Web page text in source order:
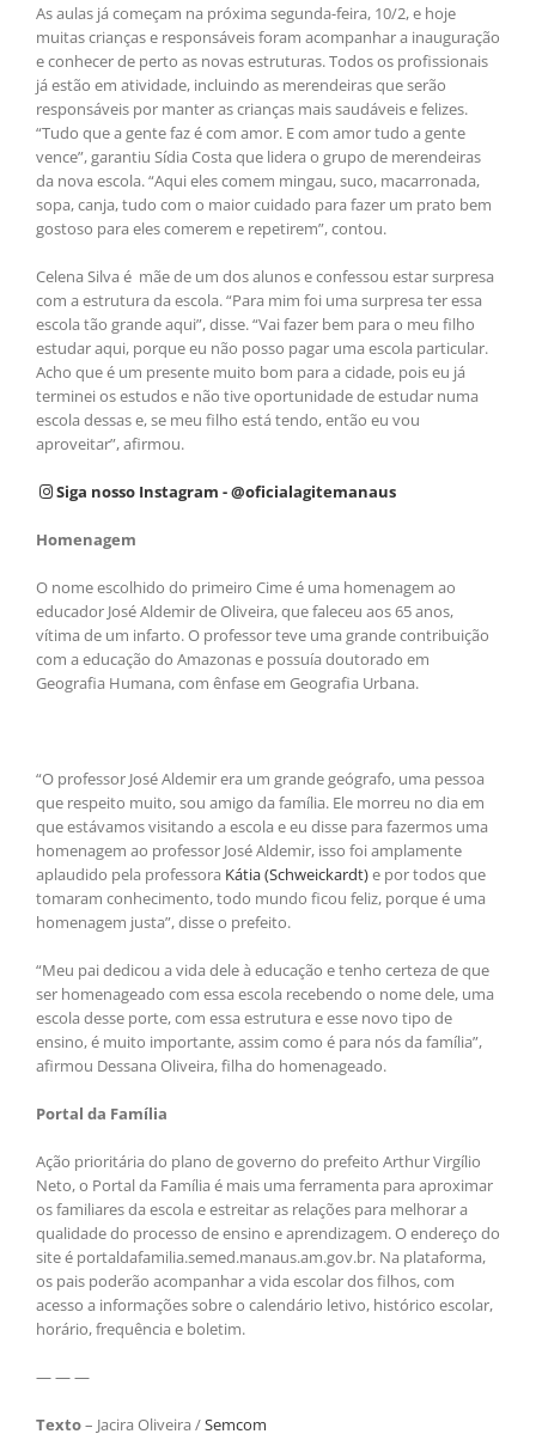
As aulas já começam na próxima segunda-feira, 10/2, e hoje
muitas crianças e responsáveis foram acompanhar a inauguração
e conhecer de perto as novas estruturas. Todos os profissionais
já estão em atividade, incluindo as merendeiras que serão
responsáveis por manter as crianças mais saudáveis e felizes.
“Tudo que a gente faz é com amor. E com amor tudo a gente
vence”, garantiu Sídia Costa que lidera o grupo de merendeiras
da nova escola. “Aqui eles comem mingau, suco, macarronada,
sopa, canja, tudo com o maior cuidado para fazer um prato bem
gostoso para eles comerem e repetirem”, contou.
Celena Silva é mãe de um dos alunos e confessou estar surpresa
com a estrutura da escola. “Para mim foi uma surpresa ter essa
escola tão grande aqui”, disse. “Vai fazer bem para o meu filho
estudar aqui, porque eu não posso pagar uma escola particular.
Acho que é um presente muito bom para a cidade, pois eu já
terminei os estudos e não tive oportunidade de estudar numa
escola dessas e, se meu filho está tendo, então eu vou
aproveitar”, afirmou.
Siga nosso Instagram - @oficialagitemanaus
Homenagem
O nome escolhido do primeiro Cime é uma homenagem ao
educador José Aldemir de Oliveira, que faleceu aos 65 anos,
vítima de um infarto. O professor teve uma grande contribuição
com a educação do Amazonas e possuía doutorado em
Geografia Humana, com ênfase em Geografia Urbana.
“O professor José Aldemir era um grande geógrafo, uma pessoa
que respeito muito, sou amigo da família. Ele morreu no dia em
que estávamos visitando a escola e eu disse para fazermos uma
homenagem ao professor José Aldemir, isso foi amplamente
aplaudido pela professora Kátia (Schweickardt)e por todos que
tomaram conhecimento, todo mundo ficou feliz, porque é uma
homenagem justa”, disse o prefeito.
“Meu pai dedicou a vida dele à educação e tenho certeza de que
ser homenageado com essa escola recebendo o nome dele, uma
escola desse porte, com essa estrutura e esse novo tipo de
ensino, é muito importante, assim como é para nós da família”,
afirmou Dessana Oliveira, filha do homenageado.
Portal da Família
Ação prioritária do plano de governo do prefeito Arthur Virgílio
Neto, o Portal da Família é mais uma ferramenta para aproximar
os familiares da escola e estreitar as relações para melhorar a
qualidade do processo de ensino e aprendizagem. O endereço do
site é portaldafamilia.semed.manaus.am.gov.br. Na plataforma,
os pais poderão acompanhar a vida escolar dos filhos, com
acesso a informações sobre o calendário letivo, histórico escolar,
horário, frequência e boletim.
— — —
Texto– Jacira Oliveira /Semcom